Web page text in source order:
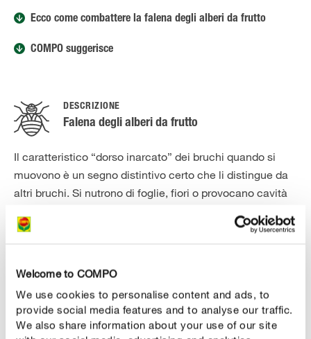
Welcome to COMPO
We use cookies to personalise content and ads, to
provide social media features and to analyse our traffic.
We also share information about your use of our site
Ecco come combattere la falena degli alberi da frutto
COMPO suggerisce
DESCRIZIONE
Falena degli alberi da frutto
Il caratteristico “dorso inarcato” dei bruchi quando si
muovono è un segno distintivo certo che li distingue da
altri bruchi. Si nutrono di foglie, fiori o provocano cavità
complesso. I bruchi della falena invernale nascono dopo
metà/fine ottobre e appaiono i maschi alati nonché le
femmine senza ali. Le femmine si arrampicano sul
tronco fino alla chioma per deporvi le uova.